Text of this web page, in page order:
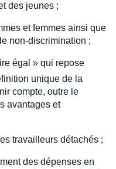
des jeunes ;
et femmes ainsi que
non-discrimination ;
égal » qui repose
unique de la
compte, outre le
avantages et
travailleurs détachés ;
des dépenses en